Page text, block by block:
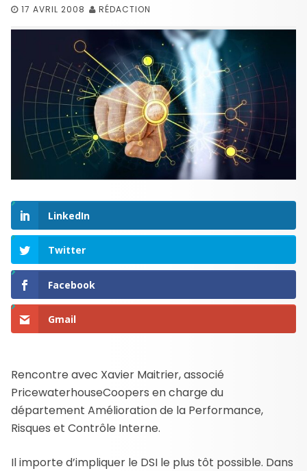
17 AVRIL 2008 RÉDACTION
LinkedIn
Twitter
Facebook
Gmail
Rencontre avec Xavier Maitrier, associé
PricewaterhouseCoopers en charge du
département Amélioration de la Performance,
Risques et Contrôle Interne.
Il importe d’impliquer le DSI le plus tôt possible. Dans